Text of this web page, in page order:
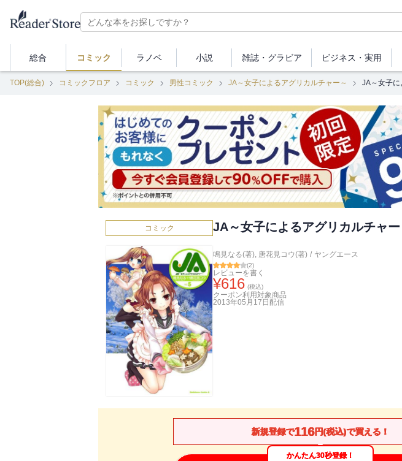
総合 コミック ラノベ 小説 雑誌・ グラビア ビジネス ・実用
TOP(総合) コミックフロア コミック 男性コミック JA～女子によるアグリカルチャー～ JA～女子
コミック JA～女子によるアグリカルチャ
鳴見なる(著), 唐花見コウ(著) / ヤングエース
(2)
レビューを書く
¥616 (税込)
クーポン利用対象商品
2013年05月17日 配信
新規登録で116円(税込)で買える！
かんたん30秒登録！